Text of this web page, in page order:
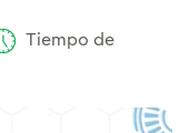
Tiempo de